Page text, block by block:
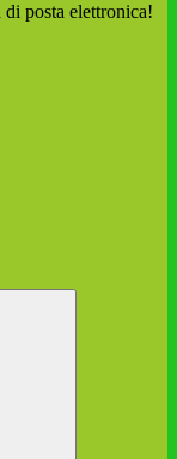
posta elettronica!